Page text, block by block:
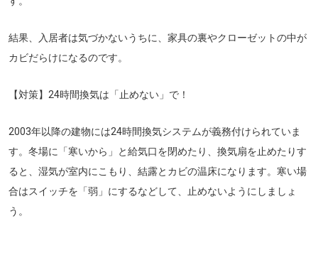
結果、入居者は気づかないうちに、家具の裏やクローゼットの中が
カビだらけになるのです。
【対策】24時間換気は「止めない」で！
2003年以降の建物には24時間換気システムが義務付けられていま
す。冬場に「寒いから」と給気口を閉めたり、換気扇を止めたりす
ると、湿気が室内にこもり、結露とカビの温床になります。寒い場
合はスイッチを「弱」にするなどして、止めないようにしましょ
う。